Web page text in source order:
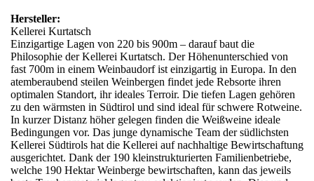
Hersteller:
Kellerei Kurtatsch
Einzigartige Lagen von 220 bis 900m – darauf baut die
Philosophie der Kellerei Kurtatsch. Der Höhenunterschied von
fast 700m in einem Weinbaudorf ist einzigartig in Europa. In den
atemberaubend steilen Weinbergen findet jede Rebsorte ihren
optimalen Standort, ihr ideales Terroir. Die tiefen Lagen gehören
zu den wärmsten in Südtirol und sind ideal für schwere Rotweine.
In kurzer Distanz höher gelegen finden die Weißweine ideale
Bedingungen vor. Das junge dynamische Team der südlichsten
Kellerei Südtirols hat die Kellerei auf nachhaltige Bewirtschaftung
ausgerichtet. Dank der 190 kleinstrukturierten Familienbetriebe,
welche 190 Hektar Weinberge bewirtschaften, kann das jeweils